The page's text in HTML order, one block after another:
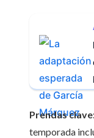
Prendas
temporada